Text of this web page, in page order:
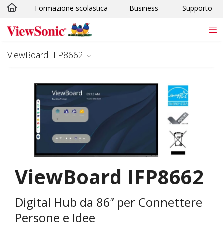
Skip to main content
Formazione scolastica Business Supporto
ViewBoard IFP8662
ViewBoard IFP8662
Digital Hub da 86” per Connettere
Persone e Idee